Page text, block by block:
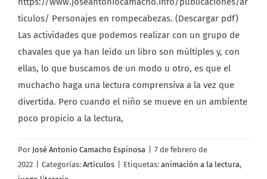
ticulos/ Personajes en rompecabezas. (Descargar pdf)
Las actividades que podemos realizar con un grupo de
chavales que ya han leído un libro son múltiples y, con
ellas, lo que buscamos de un modo u otro, es que el
muchacho haga una lectura comprensiva a la vez que
divertida. Pero cuando el niño se mueve en un ambiente
poco propicio a la lectura,
Por José Antonio Camacho Espinosa
7 de febrero de
2022
Categorías: Artículos Etiquetas: animación a la lectura,